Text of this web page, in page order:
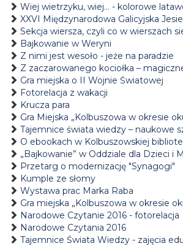
Wiej wietrzyku, wiej… - kolorowe
XXVI Międzynarodowa Galicyjska
Sekcja wiersza, czyli co w wierszach
Bajkowanie w Weryni
Z nimi jest wesoło - jeże na paradzie
Z zaczarowanego kociołka –
Gra miejska o II Wojnie Światowej
Fotorelacja z wakacji
Krucza para
Gra Miejska „Kolbuszowa w okresie
Tajemnice świata wiedzy – naukowe
O ebookach w Kolbuszowskiej
„Bajkowanie” w Oddziale dla Dzieci i
Przetarg o modernizację "Synagogi"
Kumple ze słomy
Wystawa prac Marka Raba
Gra miejska „Kolbuszowa w okresie
Narodowe Czytanie 2016 - fotorelacja
Narodowe Czytania 2016
Tajemnice Świata Wiedzy - zajęcia